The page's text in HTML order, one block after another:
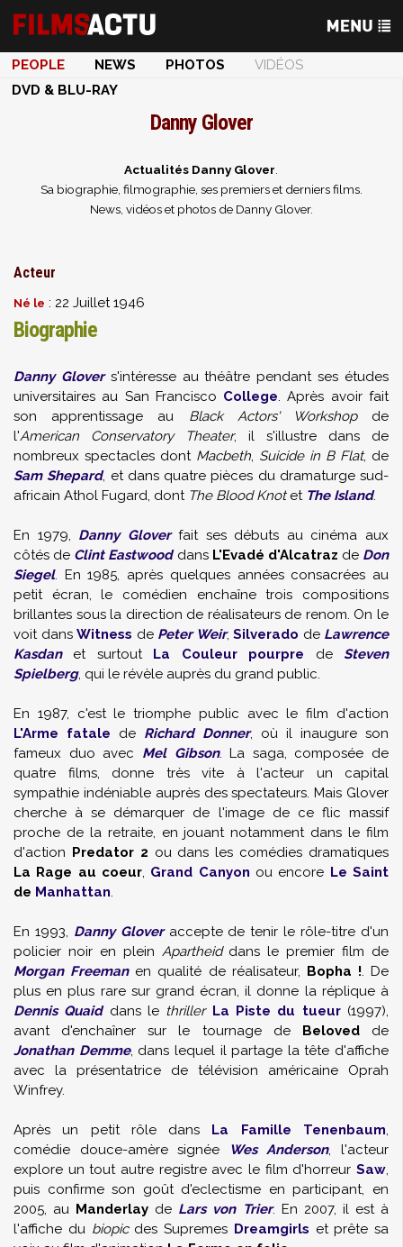
PEOPLE NEWS PHOTOS
VIDÉOS
DVD & BLU-RAY
Danny Glover
Actualités Danny Glover
Sa biographie, filmographie, ses premiers et derniers films.
News, vidéos et photos de Danny Glover.
Acteur
Né le : 22 Juillet 1946
Biographie
Danny Glovers'intéresse au théâtre pendant ses études
universitaires au San Francisco College. Après avoir fait
son apprentissage au Black Actors' Workshopde
l'American Conservatory Theater, il s'illustre dans de
nombreux spectacles dont Macbeth, Suicide in B Flat, de
Sam Shepard, et dans quatre pièces du dramaturge sud-
africain Athol Fugard, dont The Blood Knotet The Island.
En 1979, Danny Gloverfait ses débuts au cinéma aux
côtés de Clint Eastwooddans L'Evadé d'Alcatraz de Don
Siegel. En 1985, après quelques années consacrées au
petit écran, le comédien enchaîne trois compositions
brillantes sous la direction de réalisateurs de renom. On le
voit dans Witness de Peter Weir, Silverado de Lawrence
Kasdanet surtout La Couleur pourpre deSteven
Spielberg, qui le révèle auprès du grand public.
En 1987, c'est le triomphe public avec le film d'action
L'Arme fatale de Richard Donner, où il inaugure son
fameux duo avec Mel Gibson. La saga, composée de
quatre films, donne très vite à l'acteur un capital
sympathie indéniable auprès des spectateurs. Mais Glover
cherche à se démarquer de l'image de ce flic massif
proche de la retraite, en jouant notamment dans le film
d'action Predator 2 ou dans les comédies dramatiques
La Rage au coeur, Grand Canyon ou encore Le Saint
de Manhattan.
En 1993, Danny Gloveraccepte de tenir le rôle-titre d'un
policier noir en plein Apartheiddans le premier film de
Morgan Freemanen qualité de réalisateur, Bopha !. De
plus en plus rare sur grand écran, il donne la réplique à
Dennis Quaiddans le thriller La Piste du tueur(1997),
avant d'enchaîner sur le tournage de Belovedde
Jonathan Demme, dans lequel il partage la tête d'affiche
avec la présentatrice de télévision américaine Oprah
Winfrey.
Après un petit rôle dans La Famille Tenenbaum,
comédie douce-amère signée
Wes Anderson, l'acteur
explore un tout autre registre avec le film d'horreur Saw,
puis confirme son goût d'eclectisme en participant, en
2005, au Manderlay de Lars von Trier. En 2007, il est à
l'affiche du biopicdes Supremes Dreamgirls et prête sa